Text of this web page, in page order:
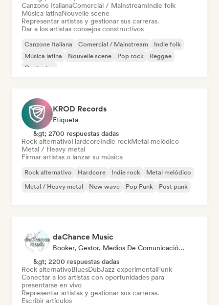
Canzone ItalianaComercial / MainstreamIndie folk
Música latinaNouvelle scene
Representar artistas y gestionar sus carreras.
Dar a los artistas consejos constructivos
Canzone Italiana Comercial / Mainstream
Indie folk
Música latina
Nouvelle scene Pop rock
Reggae
Cantautor
KROD Records
Etiqueta
&gt; 2700 respuestas dadas
Rock alternativoHardcoreIndie rockMetal melódico
Metal / Heavy metal
Firmar artistas o lanzar su música
Rock alternativo Hardcore Indie rock
Metal melódico
Metal / Heavy metal
New wave Pop Punk Post punk
daChance Music
Booker, Gestor, Medios De Comunicación/Periodista
&gt; 2200 respuestas dadas
Rock alternativoBluesDubJazz experimentalFunk
Conectar a los artistas con oportunidades para
presentarse en vivo
Representar artistas y gestionar sus carreras.
Escribir artículos